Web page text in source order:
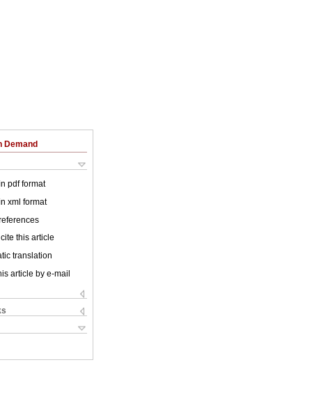
Demand
pdf format
xml format
this article
translation
article by e-mail